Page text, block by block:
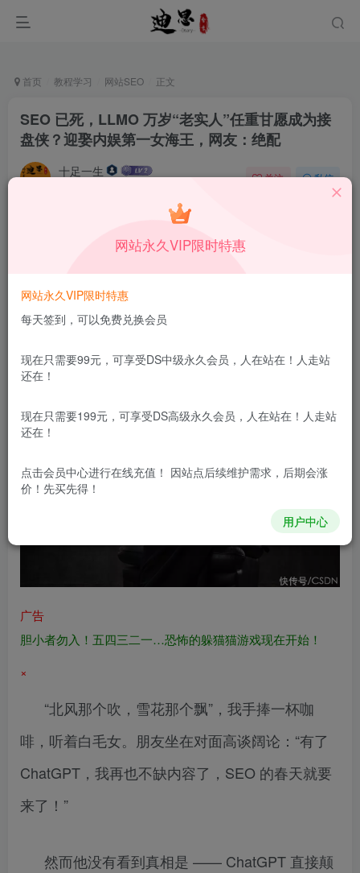
首页 教程学习 网站SEO 正文
SEO 已死，LLMO 万岁“老实人”任重甘愿成为接
盘侠？迎娶内娱第一女海王，网友：绝配
十足一生 关注 私信
用途。如有侵权、不妥之处，请第一时间联系我们删除！
广告
胆小者勿入！五四三二一…恐怖的躲猫猫游戏现在开始！
×
“北风那个吹，雪花那个飘”，我手捧一杯咖
啡，听着白毛女。朋友坐在对面高谈阔论：“有了
ChatGPT，我再也不缺内容了，SEO 的春天就要
来了！”
然而他没有看到真相是 —— ChatGPT 直接颠
网站永久VIP限时特惠
网站永久VIP限时特惠
每天签到，可以免费兑换会员
现在只需要99元，可享受DS中级永久会员，人在站在！人走站
还在！
现在只需要199元，可享受DS高级永久会员，人在站在！人走站
还在！
点击会员中心进行在线充值！ 因站点后续维护需求，后期会涨
价！先买先得！
用户中心